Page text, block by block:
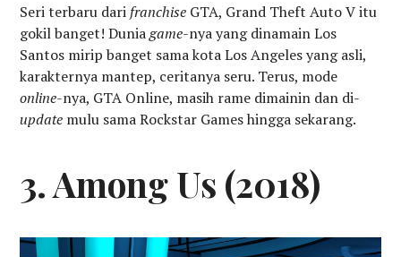
Seri terbaru dari franchise GTA, Grand Theft Auto V itu
gokil banget! Duniagame-nya yang dinamain Los
Santos mirip banget sama kota Los Angeles yang asli,
karakternya mantep, ceritanya seru. Terus, mode
online-nya, GTA Online, masih rame dimainin dan di-
update mulu sama Rockstar Games hingga sekarang.
3. Among Us (2018)